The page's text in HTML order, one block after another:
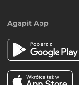
Agapit App